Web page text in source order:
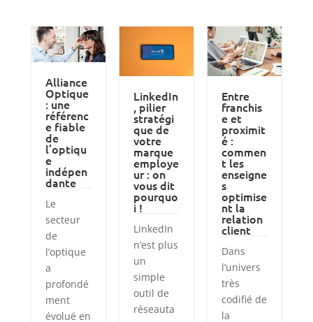
Alliance
Optique
: une
référenc
e fiable
de
l’optiqu
e
indépen
dante
Le
secteur
de
l’optique
a
profondé
ment
évolué en
LinkedIn
, pilier
stratégi
que de
votre
marque
employe
ur : on
vous dit
pourquo
i !
LinkedIn
n’est plus
un
simple
outil de
réseauta
Entre
franchis
e et
proximit
é :
commen
t les
enseigne
s
optimise
nt la
relation
client
Dans
l’univers
très
codifié de
la